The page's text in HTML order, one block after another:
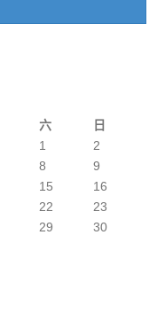
六 日
1
2
8
9
15
16
22
23
29
30